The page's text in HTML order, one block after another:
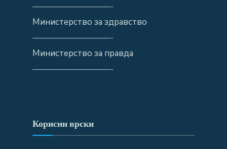
—————————-
Министерство за здравство
—————————-
Министерство за правда
—————————-
Корисни врски